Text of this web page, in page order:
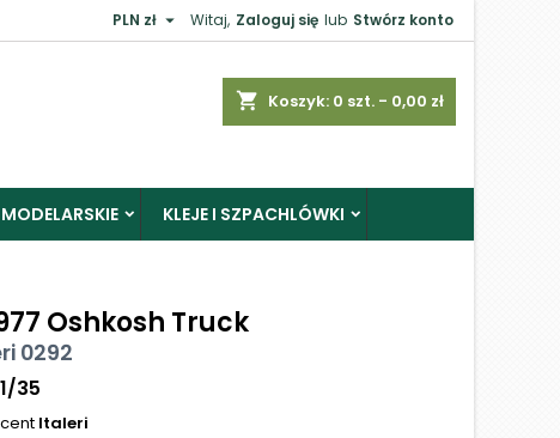
Witaj, Zaloguj się lub Stwórz konto
PLN zł 
shopping_cart Koszyk: 0 szt. - 0,00 zł
KLEJE I SZPACHLÓWKI
Oshkosh Truck
0292
1/35
Italeri